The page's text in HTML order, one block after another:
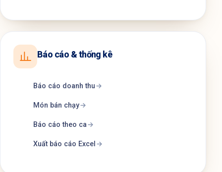
Báo cáo & thống kê
Báo cáo doanh thu
Món bán chạy
Báo cáo theo ca
Xuất báo cáo Excel